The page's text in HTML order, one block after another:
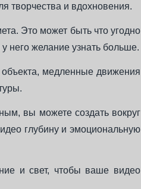
творчества и вдохновения.
Это может быть что угодно
него желание узнать больше.
медленные движения
вы можете создать вокруг
глубину и эмоциональную
и свет, чтобы ваше видео